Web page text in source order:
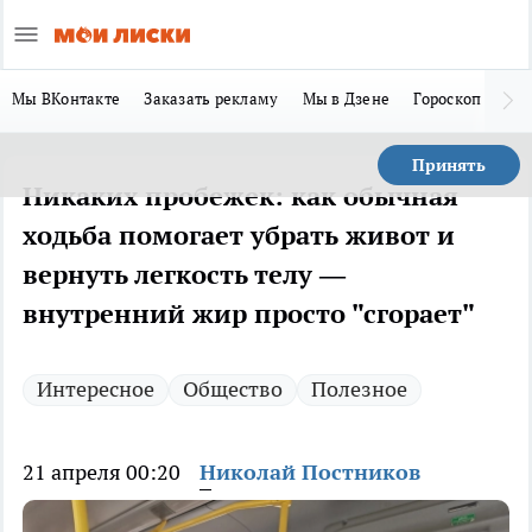
Мы ВКонтакте Заказать рекламу Мы в Дзене Гороскоп
Принять
Никаких пробежек: как обычная
ходьба помогает убрать живот и
вернуть легкость телу —
внутренний жир просто "сгорает"
Интересное Общество Полезное
21 апреля 00:20 Николай Постников